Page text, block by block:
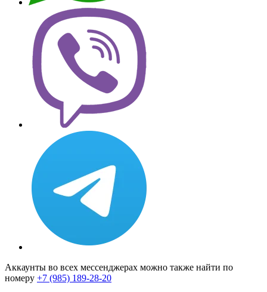
Аккаунты во всех мессенджерах можно также найти по
номеру +7 (985) 189-28-20